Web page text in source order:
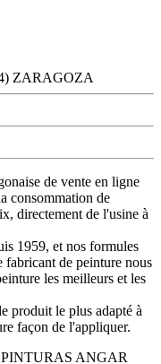
ZARAGOZA
de vente en ligne
consommation de
directement de l'usine à
1959, et nos formules
fabricant de peinture nous
les meilleurs et les
produit le plus adapté à
façon de l'appliquer.
PINTURAS ANGAR